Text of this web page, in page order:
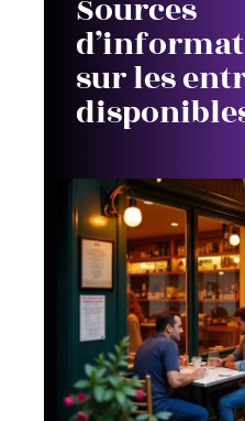
Sources
sur les